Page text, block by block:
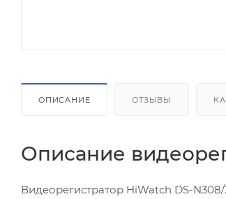
ОПИСАНИЕ ОТЗЫВЫ
Описание
Видеорегистратор HiWatch DS-